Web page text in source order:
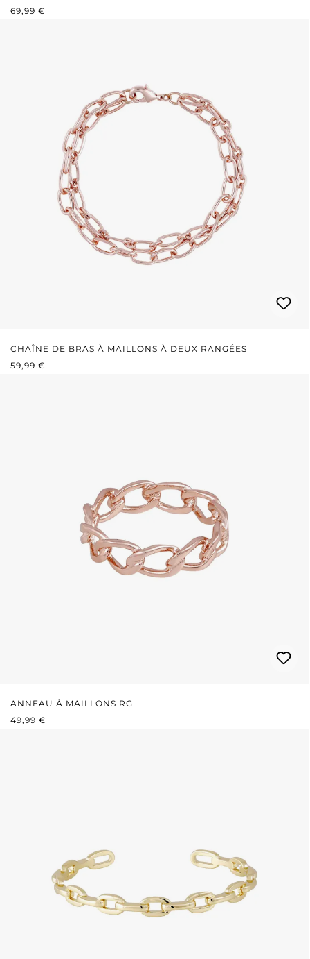
PRIX RÉGULIER :
69,99 €
CHAÎNE DE BRAS À MAILLONS À DEUX RANGÉES
PRIX RÉGULIER :
59,99 €
ANNEAU À MAILLONS RG
PRIX RÉGULIER :
49,99 €